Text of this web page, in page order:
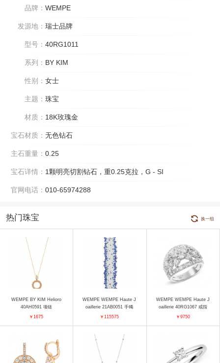
品牌： WEMPE
发源地： 瑞士品牌
型号： 40RG1011
系列： BY KIM
性别： 女士
主题： 珠宝
材质： 18K玫瑰金
宝石材质： 无色钻石
主石重量： 0.25
宝石详情： 1颗明亮切割钻石，重0.25克拉，G - SI
官网电话： 010-65974288
热门珠宝 换一组
WEMPE BY KIM Helioro
40AH0591 项链
￥1675
WEMPE WEMPE Haute J
oaillerie 21AB0051 手镯
￥115575
WEMPE WEMPE Haute J
oaillerie 40RG1067 戒指
￥9750